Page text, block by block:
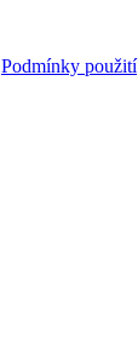
Podmínky použití